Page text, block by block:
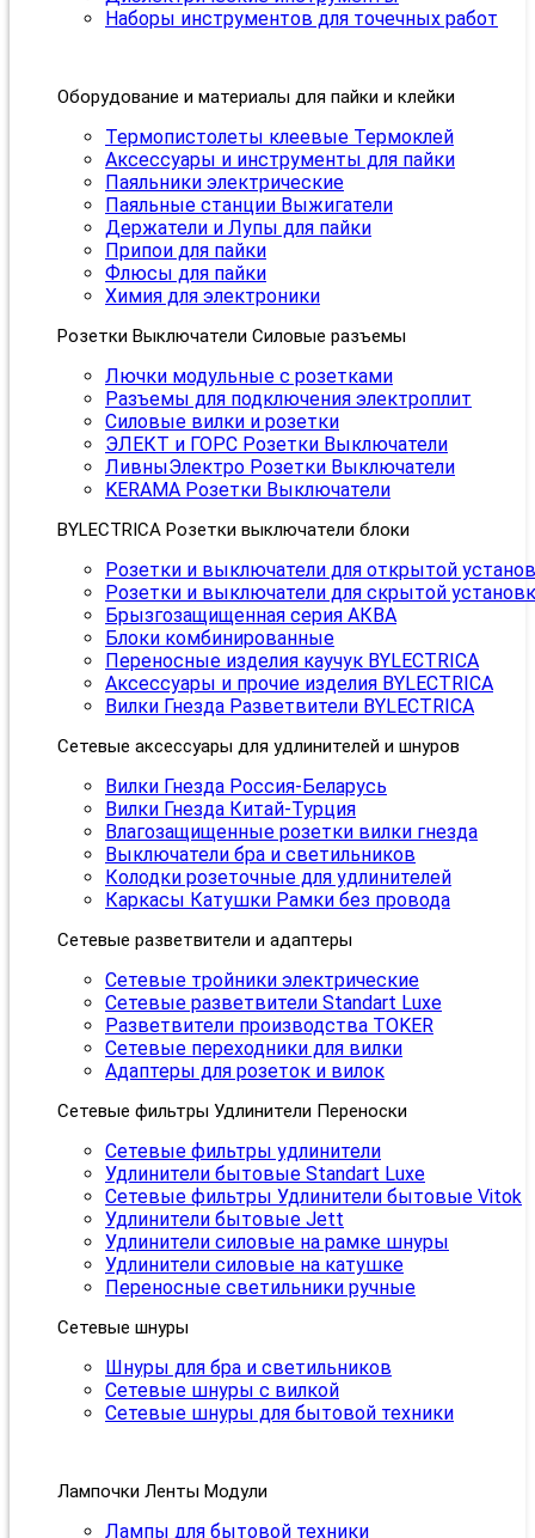
Наборы инструментов для точечных работ
Оборудование и материалы для пайки и клейки
Термопистолеты клеевые Термоклей
Аксессуары и инструменты для пайки
Паяльники электрические
Паяльные станции Выжигатели
Держатели и Лупы для пайки
Припои для пайки
Флюсы для пайки
Химия для электроники
Розетки Выключатели Силовые разъемы
Лючки модульные с розетками
Разъемы для подключения электроплит
Силовые вилки и розетки
ЭЛЕКТ и ГОРС Розетки Выключатели
ЛивныЭлектро Розетки Выключатели
KERAMA Розетки Выключатели
BYLECTRICA Розетки выключатели блоки
Розетки и выключатели для открытой
Розетки и выключатели для скрытой
Брызгозащищенная серия АКВА
Блоки комбинированные
Переносные изделия каучук BYLECTRICA
Аксессуары и прочие изделия BYLECTRICA
Вилки Гнезда Разветвители BYLECTRICA
Сетевые аксессуары для удлинителей и шнуров
Вилки Гнезда Россия-Беларусь
Вилки Гнезда Китай-Турция
Влагозащищенные розетки вилки гнезда
Выключатели бра и светильников
Колодки розеточные для удлинителей
Каркасы Катушки Рамки без провода
Сетевые разветвители и адаптеры
Сетевые тройники электрические
Сетевые разветвители Standart Luxe
Разветвители производства TOKER
Сетевые переходники для вилки
Адаптеры для розеток и вилок
Сетевые фильтры Удлинители Переноски
Сетевые фильтры удлинители
Удлинители бытовые Standart Luxe
Сетевые фильтры Удлинители бытовые Vitok
Удлинители бытовые Jett
Удлинители силовые на рамке шнуры
Удлинители силовые на катушке
Переносные светильники ручные
Сетевые шнуры
Шнуры для бра и светильников
Сетевые шнуры с вилкой
Сетевые шнуры для бытовой техники
Лампочки Ленты Модули
Лампы для бытовой техники